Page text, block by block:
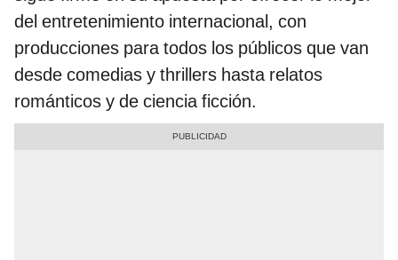
del entretenimiento internacional, con
producciones para todos los públicos que van
desde comedias y thrillers hasta relatos
románticos y de ciencia ficción.